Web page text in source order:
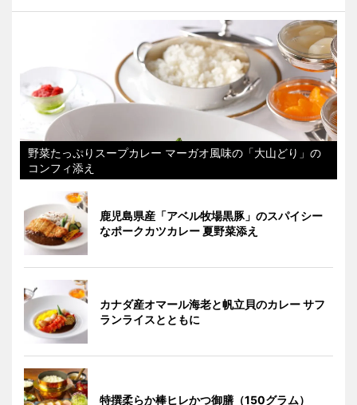
野菜たっぷりスープカレー マーガオ風味の「大山どり」の
コンフィ添え
鹿児島県産「アベル牧場黒豚」のスパイシー
なポークカツカレー 夏野菜添え
カナダ産オマール海老と帆立貝のカレー サフ
ランライスとともに
特撰柔らか棒ヒレかつ御膳（150グラム）